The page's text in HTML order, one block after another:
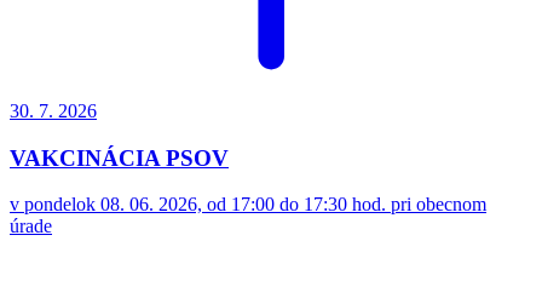
30. 7. 2026
VAKCINÁCIA PSOV
v pondelok 08. 06. 2026, od 17:00 do 17:30 hod. pri obecnom
úrade